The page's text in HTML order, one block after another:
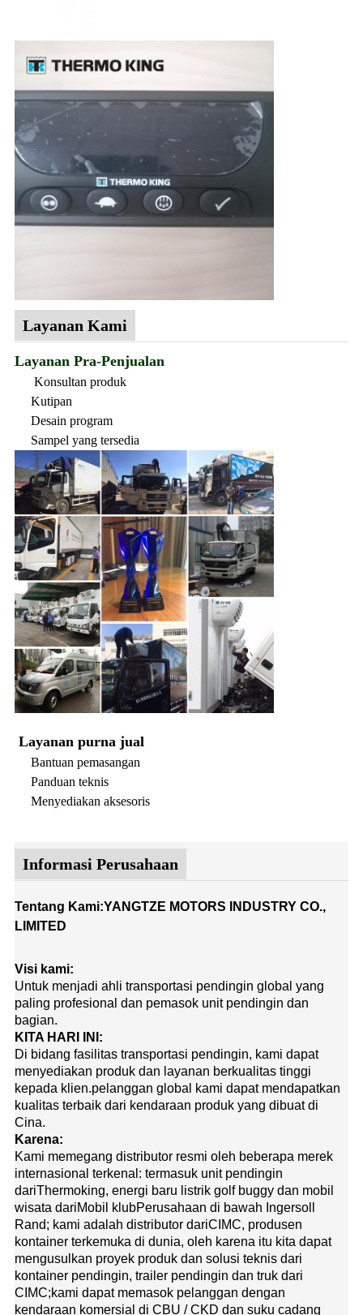
Layanan Kami
Layanan Pra-Penjualan
Konsultan produk
Kutipan
Desain program
Sampel yang tersedia
Layanan purna jual
Bantuan pemasangan
Panduan teknis
Menyediakan aksesoris
Informasi Perusahaan
Tentang Kami:YANGTZE MOTORS INDUSTRY CO.,
LIMITED
Visi kami:
Untuk menjadi ahli transportasi pendingin global yang
paling profesional dan pemasok unit pendingin dan
bagian.
KITA HARI INI:
Di bidang fasilitas transportasi pendingin, kami dapat
menyediakan produk dan layanan berkualitas tinggi
kepada klien.pelanggan global kami dapat mendapatkan
kualitas terbaik dari kendaraan produk yang dibuat di
Cina.
Karena:
Kami memegang distributor resmi oleh beberapa merek
internasional terkenal: termasuk unit pendingin
dariThermoking, energi baru listrik golf buggy dan mobil
wisata dariMobil klubPerusahaan di bawah Ingersoll
Rand; kami adalah distributor dariCIMC, produsen
kontainer terkemuka di dunia, oleh karena itu kita dapat
mengusulkan proyek produk dan solusi teknis dari
kontainer pendingin, trailer pendingin dan truk dari
CIMC;kami dapat memasok pelanggan dengan
kendaraan komersial di CBU / CKD dan suku cadang